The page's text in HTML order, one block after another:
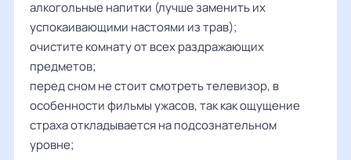
алкогольные напитки (лучше заменить их
успокаивающими настоями из трав);
очистите комнату от всех раздражающих
предметов;
перед сном не стоит смотреть телевизор, в
особенности фильмы ужасов, так как ощущение
страха откладывается на подсознательном
уровне;